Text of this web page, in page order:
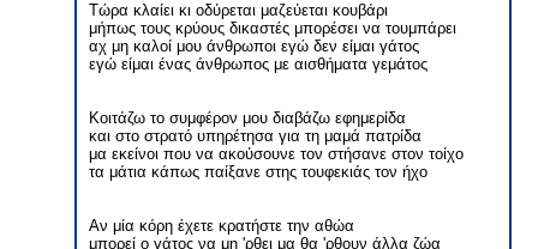
Τώρα κλαίει κι οδύρεται μαζεύεται κουβάρι
μήπως τους κρύους δικαστές μπορέσει να τουμπάρει
αχ μη καλοί μου άνθρωποι εγώ δεν είμαι γάτος
εγώ είμαι ένας άνθρωπος με αισθήματα γεμάτος
Κοιτάζω το συμφέρον μου διαβάζω εφημερίδα
και στο στρατό υπηρέτησα για τη μαμά πατρίδα
μα εκείνοι που να ακούσουνε τον στήσανε στον τοίχο
τα μάτια κάπως παίξανε στης τουφεκιάς τον ήχο
Αν μία κόρη έχετε κρατήστε την αθώα
μπορεί ο γάτος να μη 'ρθει μα θα 'ρθουν άλλα ζώα